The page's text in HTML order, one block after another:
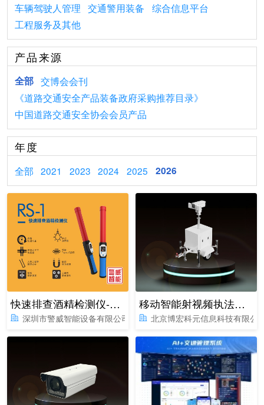
车辆驾驶人管理
交通警用装备
综合信息平台
工程服务及其他
产品来源
全部 交博会会刊
《道路交通安全产品装备政府采购推荐目录》
中国道路交通安全协会会员产品
年度
全部 2021 2023 2024 2025 2026
快速排查酒精检测仪-焕新版RS1
深圳市警威智能设备有限公司
移动智能射视频执法基站
北京博宏科元信息科技有限公